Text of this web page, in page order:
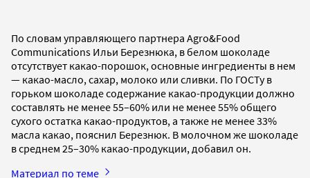
По словам управляющего партнера Agro&Food
Communications Ильи Березнюка, в белом шоколаде
отсутствует какао-порошок, основные ингредиенты в нем
— какао-масло, сахар, молоко или сливки. По ГОСТу в
горьком шоколаде содержание какао-продукции должно
составлять не менее 55–60% или не менее 55% общего
сухого остатка какао-продуктов, а также не менее 33%
масла какао, пояснил Березнюк. В молочном же шоколаде
в среднем 25–30% какао-продукции, добавил он.
Материал по теме